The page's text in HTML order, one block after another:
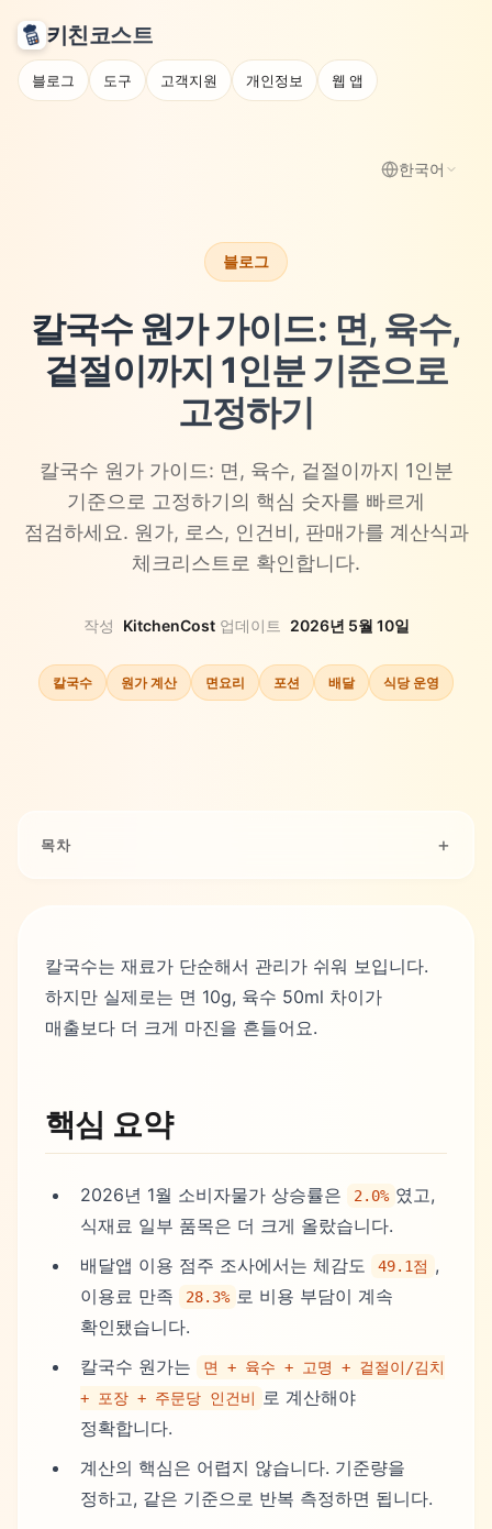
키친코스트
블로그 도구 고객지원 개인정보 웹 앱
한국어
블로그
칼국수 원가 가이드: 면, 육수,
겉절이까지 1인분 기준으로
고정하기
칼국수 원가 가이드: 면, 육수, 겉절이까지 1인분
기준으로 고정하기의 핵심 숫자를 빠르게
점검하세요. 원가, 로스, 인건비, 판매가를 계산식과
체크리스트로 확인합니다.
작성 KitchenCost· 업데이트 2026년 5월 10일
칼국수 원가 계산 면요리 포션 배달 식당 운영
목차
칼국수는 재료가 단순해서 관리가 쉬워 보입니다.
하지만 실제로는 면 10g, 육수 50ml 차이가
매출보다 더 크게 마진을 흔들어요.
핵심 요약
2026년 1월 소비자물가 상승률은 2.0% 였고,
식재료 일부 품목은 더 크게 올랐습니다.
배달앱 이용 점주 조사에서는 체감도
49.1점 ,
이용료 만족
28.3% 로 비용 부담이 계속
확인됐습니다.
칼국수 원가는
면 + 육수 + 고명 + 겉절이/김치
+ 포장 + 주문당 인건비
로 계산해야
정확합니다.
계산의 핵심은 어렵지 않습니다. 기준량을
정하고, 같은 기준으로 반복 측정하면 됩니다.